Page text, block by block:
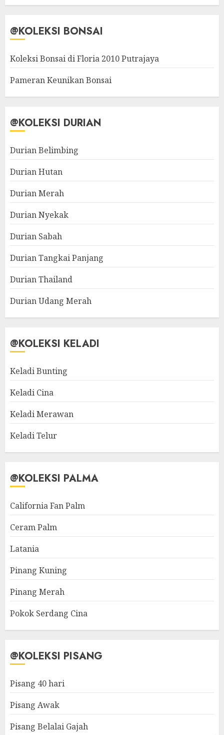
@KOLEKSI BONSAI
Koleksi Bonsai di Floria 2010 Putrajaya
Pameran Keunikan Bonsai
@KOLEKSI DURIAN
Durian Belimbing
Durian Hutan
Durian Merah
Durian Nyekak
Durian Sabah
Durian Tangkai Panjang
Durian Thailand
Durian Udang Merah
@KOLEKSI KELADI
Keladi Bunting
Keladi Cina
Keladi Merawan
Keladi Telur
@KOLEKSI PALMA
California Fan Palm
Ceram Palm
Latania
Pinang Kuning
Pinang Merah
Pokok Serdang Cina
@KOLEKSI PISANG
Pisang 40 hari
Pisang Awak
Pisang Belalai Gajah